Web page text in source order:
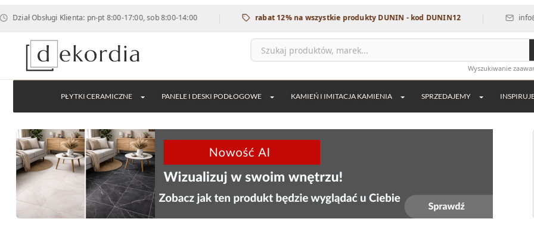
Obsługi Klienta: pn-pt 8:00-17:00, sob 8:00-14:00 | rabat 12% na wszystkie produkty DUNIN - kod DUNIN12 |
Wyszukiwanie
PŁYTKI CERAMICZNE PANELE I DESKI PODŁOGOWE KAMIEŃ I IMITACJA KAMIENIA SPRZEDAJEMY